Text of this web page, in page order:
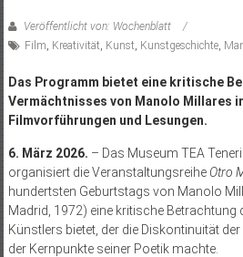
Veröffentlicht von: Wochenblatt
Film Kreativität Kunst Kunstgeschichte,
Das Programm bietet eine kritische
Vermächtnisses von Manolo Millares
Filmvorführungen und Lesungen.
6. März 2026. – Das Museum TEA
organisiert die Veranstaltungsreihe Otro
hundertsten Geburtstags von Manolo
Madrid, 1972) eine kritische
Künstlers bietet, der die Diskontinuität
der Kernpunkte seiner Poetik machte.